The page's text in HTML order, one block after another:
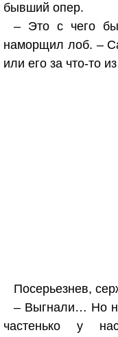
бывший опер.
– Это с чего
наморщил лоб. –
или его за что-то
Посерьезнев,
– Выгнали… Но
частенько у